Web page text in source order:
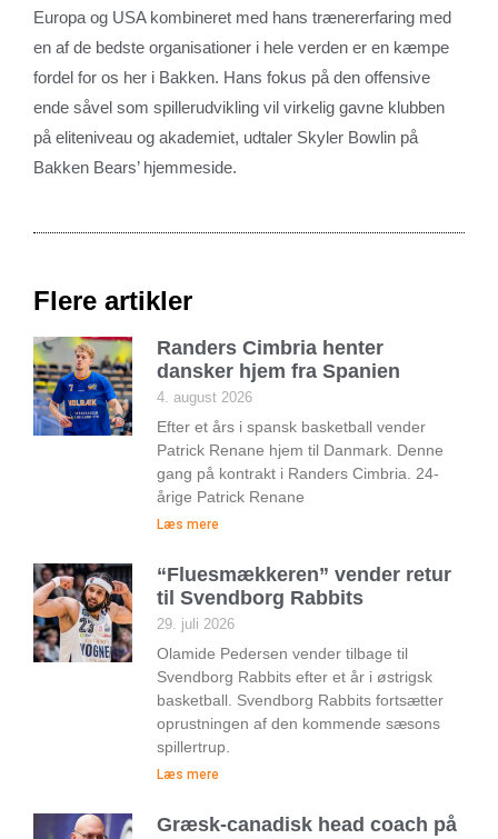
Europa og USA kombineret med hans trænererfaring med
en af de bedste organisationer i hele verden er en kæmpe
fordel for os her i Bakken. Hans fokus på den offensive
ende såvel som spillerudvikling vil virkelig gavne klubben
på eliteniveau og akademiet, udtaler Skyler Bowlin på
Bakken Bears’ hjemmeside.
Flere artikler
Randers Cimbria henter
dansker hjem fra Spanien
4. august 2026
Efter et års i spansk basketball vender
Patrick Renane hjem til Danmark. Denne
gang på kontrakt i Randers Cimbria. 24-
årige Patrick Renane
Læs mere
“Fluesmækkeren” vender retur
til Svendborg Rabbits
29. juli 2026
Olamide Pedersen vender tilbage til
Svendborg Rabbits efter et år i østrigsk
basketball. Svendborg Rabbits fortsætter
oprustningen af den kommende sæsons
spillertrup.
Læs mere
Græsk-canadisk head coach på